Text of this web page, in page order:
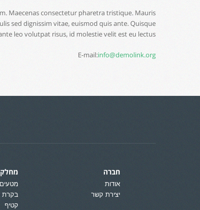
Maecenas consectetur pharetra tristique. Mauris
sed dignissim vitae, euismod quis ante. Quisque
leo volutpat risus, id molestie velit est eu lectus.
E-mail:info@demolink.org
חברה
אודות
יצירת קשר
מטעים
בקרת
קטיף